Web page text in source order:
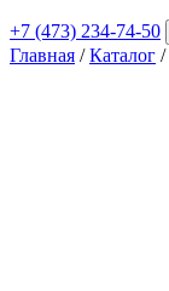
+7 (473) 234-74-50
Главная /Каталог /